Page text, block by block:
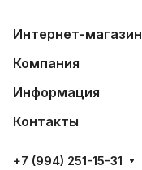
Интернет-магазин
Компания
Информация
Контакты
+7 (994) 251-15-31